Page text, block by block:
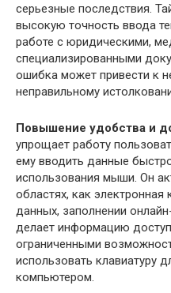
серьезные последствия.
высокую точность ввода
работе с юридическими,
специализированными
ошибка может привести к
неправильному
Повышение удобства и
упрощает работу
ему вводить данные
использования мыши. Он
областях, как
данных, заполнении
делает информацию
ограниченными
использовать клавиатуру
компьютером.